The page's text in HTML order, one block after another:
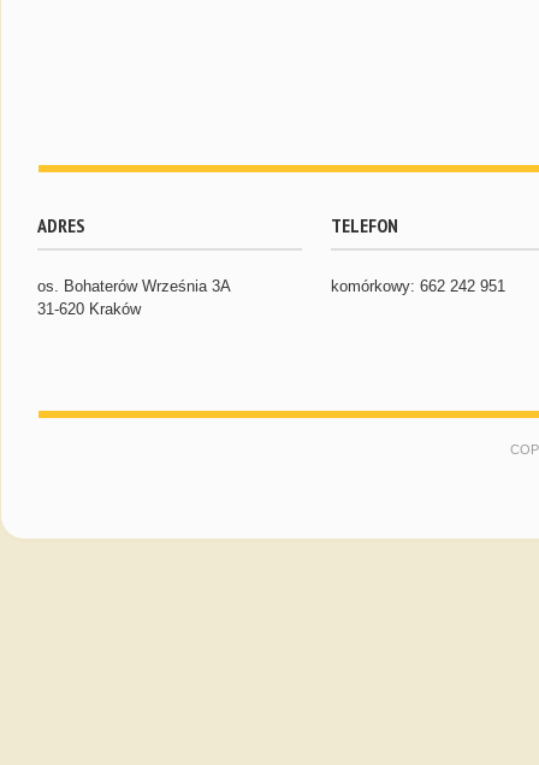
ADRES
os. Bohaterów Września 3A
31-620 Kraków
TELEFON
komórkowy: 662 242 951